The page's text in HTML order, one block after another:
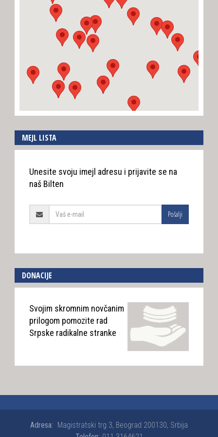
MEJL LISTA
Unesite svoju imejl adresu i prijavite se na
naš Bilten
Pošalji
DONACIJE
Svojim skromnim novčanim
prilogom pomozite rad
Srpske radikalne stranke
Adresa: Magistratski trg 3, Beograd 200130, Srbija